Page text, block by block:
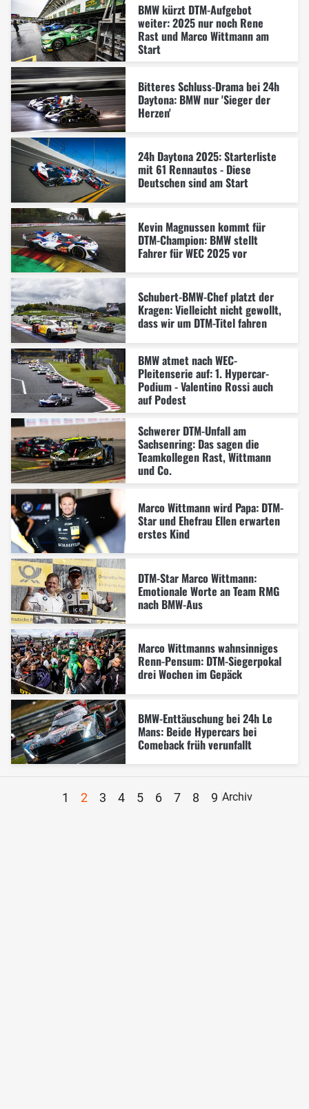
BMW kürzt DTM-Aufgebot
weiter: 2025 nur noch Rene
Rast und Marco Wittmann am
Start
Bitteres Schluss-Drama bei 24h
Daytona: BMW nur 'Sieger der
Herzen'
24h Daytona 2025: Starterliste
mit 61 Rennautos - Diese
Deutschen sind am Start
Kevin Magnussen kommt für
DTM-Champion: BMW stellt
Fahrer für WEC 2025 vor
Schubert-BMW-Chef platzt der
Kragen: Vielleicht nicht gewollt,
dass wir um DTM-Titel fahren
BMW atmet nach WEC-
Pleitenserie auf: 1. Hypercar-
Podium - Valentino Rossi auch
auf Podest
Schwerer DTM-Unfall am
Sachsenring: Das sagen die
Teamkollegen Rast, Wittmann
und Co.
Marco Wittmann wird Papa: DTM-
Star und Ehefrau Ellen erwarten
erstes Kind
DTM-Star Marco Wittmann:
Emotionale Worte an Team RMG
nach BMW-Aus
Marco Wittmanns wahnsinniges
Renn-Pensum: DTM-Siegerpokal
drei Wochen im Gepäck
BMW-Enttäuschung bei 24h Le
Mans: Beide Hypercars bei
Comeback früh verunfallt
1 2 3 4 5 6 7 8 9 Archiv